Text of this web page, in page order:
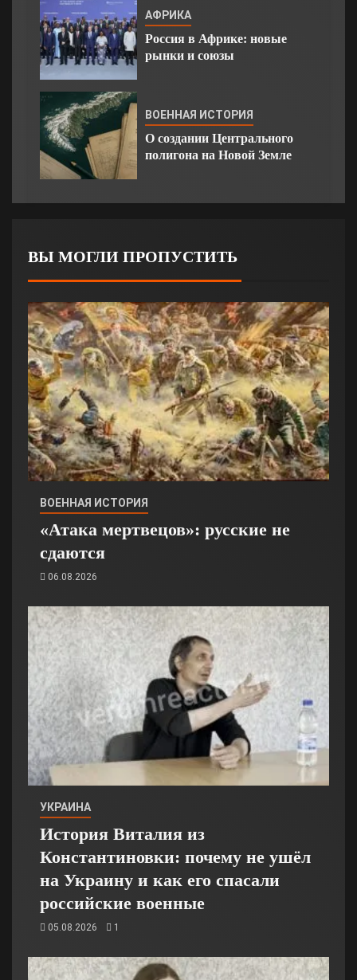
АФРИКА
Россия в Африке: новые
рынки и союзы
ВОЕННАЯ ИСТОРИЯ
О создании Центрального
полигона на Новой Земле
ВЫ МОГЛИ ПРОПУСТИТЬ
ВОЕННАЯ ИСТОРИЯ
«Атака мертвецов»: русские не
сдаются
06.08.2026
УКРАИНА
История Виталия из
Константиновки: почему не ушёл
на Украину и как его спасали
российские военные
05.08.2026 1